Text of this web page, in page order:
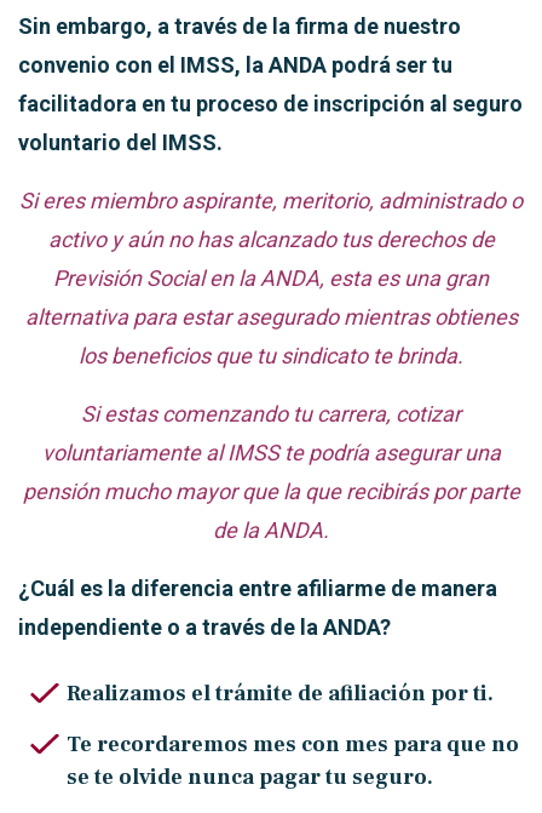
Sin embargo, a través de la firma de nuestro
convenio con el IMSS, la ANDA podrá ser tu
facilitadora en tu proceso de inscripción al seguro
voluntario del IMSS.
Si eres miembro aspirante, meritorio, administrado o
activo y aún no has alcanzado tus derechos de
Previsión Social en la ANDA, esta es una gran
alternativa para estar asegurado mientras obtienes
los beneficios que tu sindicato te brinda.
Si estas comenzando tu carrera, cotizar
voluntariamente al IMSS te podría asegurar una
pensión mucho mayor que la que recibirás por parte
de la ANDA.
¿Cuál es la diferencia entre afiliarme de manera
independiente o a través de la ANDA?
Realizamos el trámite de afiliación por ti.
Te recordaremos mes con mes para que no
se te olvide nunca pagar tu seguro.